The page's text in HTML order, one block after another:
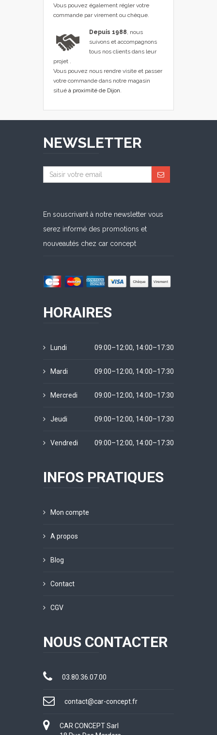
Vous pouvez également régler votre
commande par virement ou chèque.
Depuis 1988, nous
suivons et accompagnons
tous nos clients dans leur
projet .
Vous pouvez nous rendre visite et passer
votre commande dans notre magasin
situé à proximité de Dijon.
NEWSLETTER
En souscrivant à notre newsletter vous
serez informé des promotions et
nouveautés chez car concept
HORAIRES
Lundi 09:00–12:00, 14:00–17:30
Mardi 09:00–12:00, 14:00–17:30
Mercredi 09:00–12:00, 14:00–17:30
Jeudi 09:00–12:00, 14:00–17:30
Vendredi 09:00–12:00, 14:00–17:30
INFOS PRATIQUES
Mon compte
A propos
Blog
Contact
CGV
NOUS CONTACTER
03.80.36.07.00
contact@car-concept.fr
CAR CONCEPT Sarl